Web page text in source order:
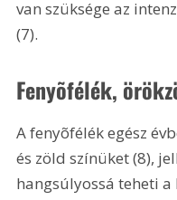
van szüksége az
(7).
Fenyõfélék,
A fenyõfélék egész
és zöld színüket (8),
hangsúlyossá teheti a